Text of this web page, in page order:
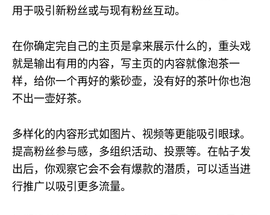
用于吸引新粉丝或与现有粉丝互动。
在你确定完自己的主页是拿来展示什么的，重头戏
就是输出有用的内容，写主页的内容就像泡茶一
样，给你一个再好的紫砂壶，没有好的茶叶你也泡
不出一壶好茶。
多样化的内容形式如图片、视频等更能吸引眼球。
提高粉丝参与感，多组织活动、投票等。在帖子发
出后，你观察它会不会有爆款的潜质，可以适当进
行推广以吸引更多流量。